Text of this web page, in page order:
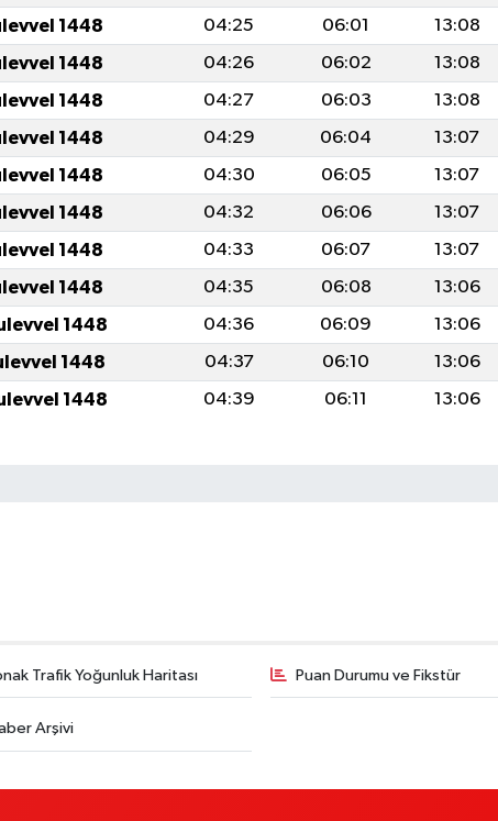
1448 04:25 06:01 13:08
1448 04:26 06:02 13:08
1448 04:27 06:03 13:08
1448 04:29 06:04 13:07
1448 04:30 06:05 13:07
1448 04:32 06:06 13:07
1448 04:33 06:07 13:07
1448 04:35 06:08 13:06
1448 04:36 06:09 13:06
1448 04:37 06:10 13:06
1448 04:39 06:11 13:06
Trafik Yoğunluk Haritası Puan Durumu ve Fikstür
Arşivi